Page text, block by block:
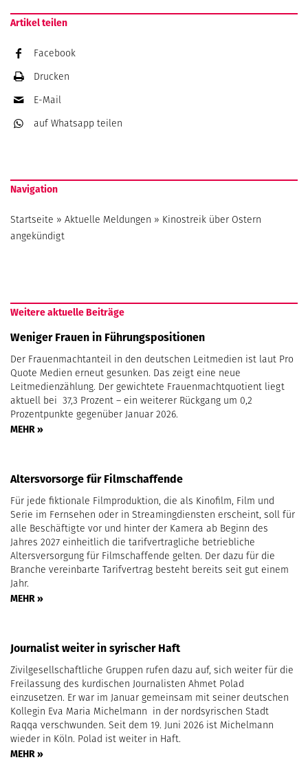
Artikel teilen
Facebook
Drucken
E-Mail
auf Whatsapp teilen
Navigation
Startseite » Aktuelle Meldungen » Kinostreik über Ostern
angekündigt
Weitere aktuelle Beiträge
Weniger Frauen in Führungspositionen
Der Frauenmachtanteil in den deutschen Leitmedien ist laut Pro
Quote Medien erneut gesunken. Das zeigt eine neue
Leitmedienzählung. Der gewichtete Frauenmachtquotient liegt
aktuell bei 37,3 Prozent – ein weiterer Rückgang um 0,2
Prozentpunkte gegenüber Januar 2026.
MEHR »
Altersvorsorge für Filmschaffende
Für jede fiktionale Filmproduktion, die als Kinofilm, Film und
Serie im Fernsehen oder in Streamingdiensten erscheint, soll für
alle Beschäftigte vor und hinter der Kamera ab Beginn des
Jahres 2027 einheitlich die tarifvertragliche betriebliche
Altersversorgung für Filmschaffende gelten. Der dazu für die
Branche vereinbarte Tarifvertrag besteht bereits seit gut einem
Jahr.
MEHR »
Journalist weiter in syrischer Haft
Zivilgesellschaftliche Gruppen rufen dazu auf, sich weiter für die
Freilassung des kurdischen Journalisten Ahmet Polad
einzusetzen. Er war im Januar gemeinsam mit seiner deutschen
Kollegin Eva Maria Michelmann in der nordsyrischen Stadt
Raqqa verschwunden. Seit dem 19. Juni 2026 ist Michelmann
wieder in Köln. Polad ist weiter in Haft.
MEHR »